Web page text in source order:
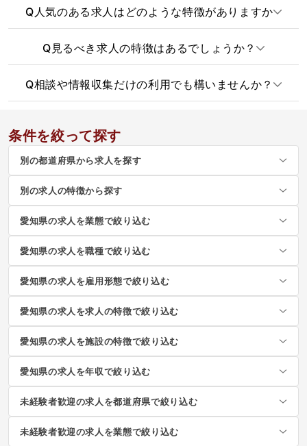
Q人気のある求人はどのような特徴がありますか
Q 見るべき求人の特徴はあるでしょうか？
Q相談や情報収集だけの利用でも構いませんか？
条件を絞って探す
別の都道府県から求人を探す
別の求人の特徴から探す
愛知県の求人を業態で絞り込む
愛知県の求人を職種で絞り込む
愛知県の求人を雇用形態で絞り込む
愛知県の求人を求人の特徴で絞り込む
愛知県の求人を施設の特徴で絞り込む
愛知県の求人を年収で絞り込む
未経験者歓迎の求人を都道府県で絞り込む
未経験者歓迎の求人を業態で絞り込む